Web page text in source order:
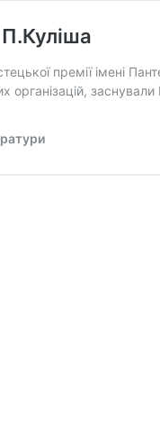
П.Куліша
премії імені
заснували